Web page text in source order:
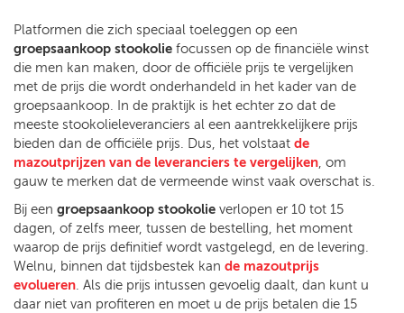
Platformen die zich speciaal toeleggen op een
groepsaankoop stookolie focussen op de financiële winst
die men kan maken, door de officiële prijs te vergelijken
met de prijs die wordt onderhandeld in het kader van de
groepsaankoop. In de praktijk is het echter zo dat de
meeste stookolieleveranciers al een aantrekkelijkere prijs
bieden dan de officiële prijs. Dus, het volstaat de
mazoutprijzen van de leveranciers te vergelijken, om
gauw te merken dat de vermeende winst vaak overschat is.
Bij een groepsaankoop stookolie verlopen er 10 tot 15
dagen, of zelfs meer, tussen de bestelling, het moment
waarop de prijs definitief wordt vastgelegd, en de levering.
Welnu, binnen dat tijdsbestek kan de mazoutprijs
evolueren. Als die prijs intussen gevoelig daalt, dan kunt u
daar niet van profiteren en moet u de prijs betalen die 15